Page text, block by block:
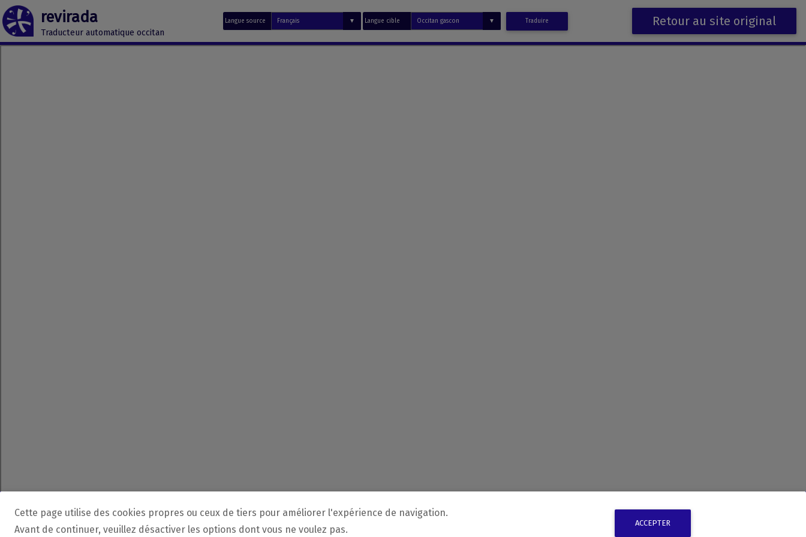
revirada
Traducteur automatique occitan
Langue source Langue cible Traduire Retour au site original
Cette page utilise des cookies propres ou ceux de tiers pour améliorer l'expérience de navigation.
Avant de continuer, veuillez désactiver les options dont vous ne voulez pas.
ACCEPTER